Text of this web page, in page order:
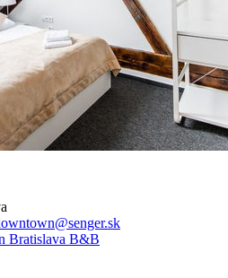
Bratislava B&B